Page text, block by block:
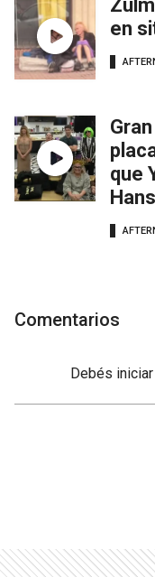
en
que
Comentarios
Debés